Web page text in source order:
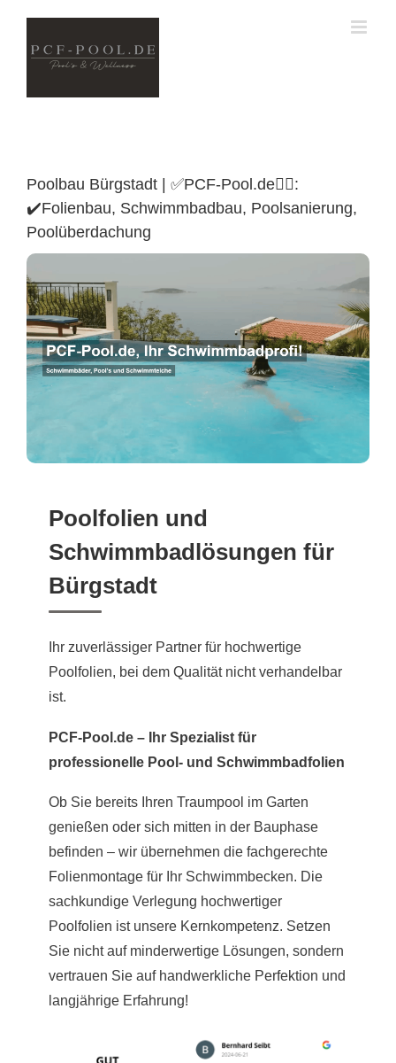
content
Poolbau Bürgstadt | ✅PCF-Pool.de🏊🏼:
✔️Folienbau, Schwimmbadbau, Poolsanierung,
Poolüberdachung
Poolüberdachung
Poolfolien und
Schwimmbadlösungen für
Bürgstadt
Ihr zuverlässiger Partner für hochwertige
Poolfolien, bei dem Qualität nicht verhandelbar
ist.
PCF-Pool.de – Ihr Spezialist für
professionelle Pool- und Schwimmbadfolien
Ob Sie bereits Ihren Traumpool im Garten
genießen oder sich mitten in der Bauphase
befinden – wir übernehmen die fachgerechte
Folienmontage für Ihr Schwimmbecken. Die
sachkundige Verlegung hochwertiger
Poolfolien ist unsere Kernkompetenz. Setzen
Sie nicht auf minderwertige Lösungen, sondern
vertrauen Sie auf handwerkliche Perfektion und
langjährige Erfahrung!